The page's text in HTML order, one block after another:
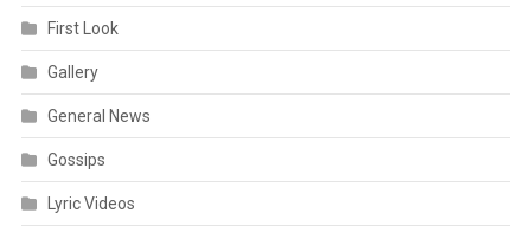
First Look
Gallery
General News
Gossips
Lyric Videos